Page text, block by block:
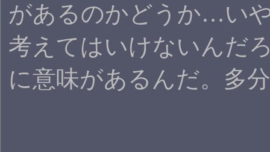
があるのかどうか…い
考えてはいけないんだ
に意味があるんだ。多